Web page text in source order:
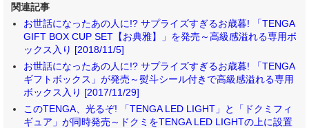
関連記事
お世話になったあの人に!? サプライズすぎるお歳暮! 「TENGA
GIFT BOX CUP SET【お典雅】」を発売～高級感溢れる専用ボ
ックス入り [2018/11/5]
お世話になったあの人に!? サプライズすぎるお歳暮! 「TENGA
ギフトボックス」が発売～熨斗シール付きで高級感溢れる専用
ボックス入り [2017/11/29]
このTENGA、光るぞ! 「TENGA LED LIGHT」と「ドクミフィ
ギュア」が同時発売～ドクミをTENGA LED LIGHTの上に設置